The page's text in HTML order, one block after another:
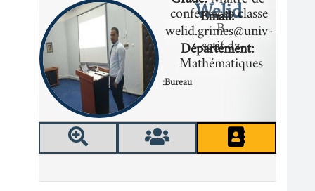
Welid
conferences classe
B
Email:
welid.grimes@univ-
setif.dz
Département:
Mathématiques
Bureau: